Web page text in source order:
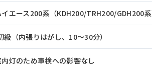
イエース200系（KDH200/TRH200/GDH200
級（内張りはがし、10〜30分）
内灯のため車検への影響なし